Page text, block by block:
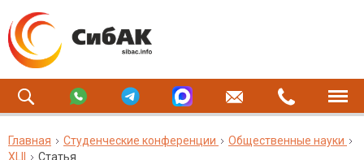
Главная Студенческие конференции
Общественные науки
XLII
Статья